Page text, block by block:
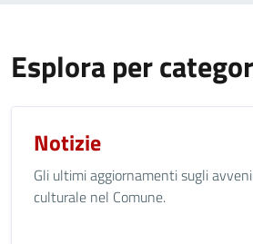
Esplora per
Notizie
Gli ultimi aggiornamenti sugli
culturale nel Comune.